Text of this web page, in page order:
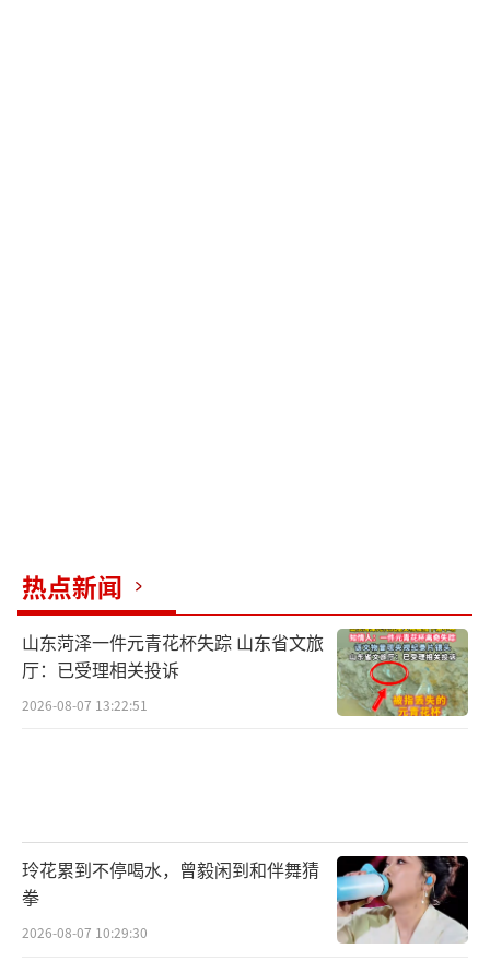
热点新闻
山东菏泽一件元青花杯失踪 山东省文旅
厅：已受理相关投诉
2026-08-07 13:22:51
玲花累到不停喝水，曾毅闲到和伴舞猜
拳
2026-08-07 10:29:30